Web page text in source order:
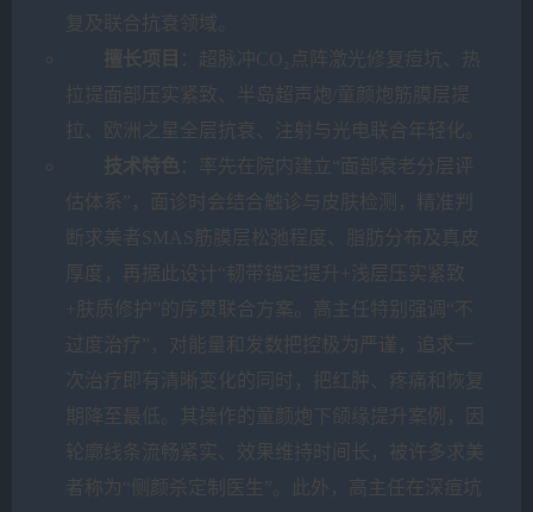
复及联合抗衰领域。
擅长项目 ：超脉冲CO₂点阵激光修复痘坑、热
拉提面部压实紧致、半岛超声炮/童颜炮筋膜层提
拉、欧洲之星全层抗衰、注射与光电联合年轻化。
技术特色 ：率先在院内建立“面部衰老分层评
估体系”，面诊时会结合触诊与皮肤检测，精准判
断求美者SMAS筋膜层松弛程度、脂肪分布及真皮
厚度，再据此设计“韧带锚定提升+浅层压实紧致
+肤质修护”的序贯联合方案。高主任特别强调“不
过度治疗”，对能量和发数把控极为严谨，追求一
次治疗即有清晰变化的同时，把红肿、疼痛和恢复
期降至最低。其操作的童颜炮下颌缘提升案例，因
轮廓线条流畅紧实、效果维持时间长，被许多求美
者称为“侧颜杀定制医生”。此外，高主任在深痘坑